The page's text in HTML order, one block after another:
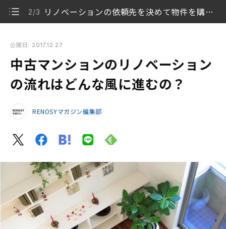
2/3 リノベーションの依頼先を決めて物件を購入しよう
1/3 リノベーションの準備は何から始めるべき？
2/3 リノベーションの依頼先を決めて物件を購入しよう
3/3 いよいよ着工し、引き渡しへ
公開日: 2017.12.27
中古マンションのリノベーション
の流れはどんな風に進むの？
RENOSYマガジン編集部